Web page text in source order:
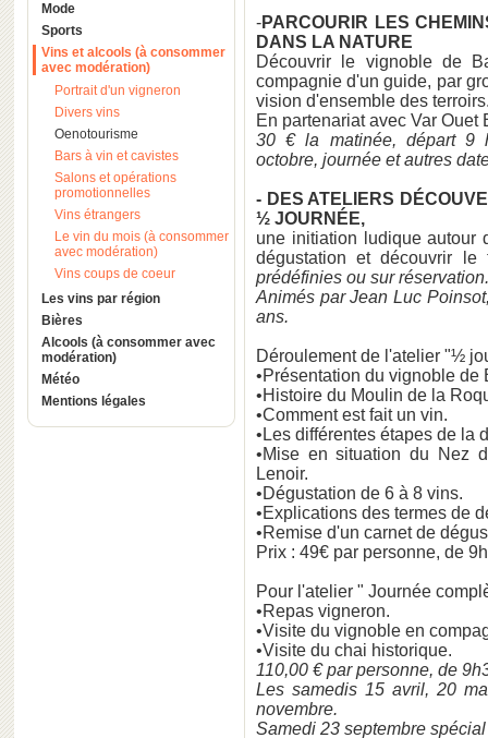
Mode
Sports
Vins et alcools (à consommer
avec modération)
Portrait d'un vigneron
Divers vins
Oenotourisme
Bars à vin et cavistes
Salons et opérations
promotionnelles
Vins étrangers
Le vin du mois (à consommer
avec modération)
Vins coups de coeur
Les vins par région
Bières
Alcools (à consommer avec
modération)
Météo
Mentions légales
-PARCOURIR LES
DANS LA NATURE
Découvrir le vignoble de
compagnie d'un guide, par
vision d'ensemble des
En partenariat avec Var
30 € la matinée, départ 9
octobre, journée et autres
- DES ATELIERS
½ JOURNÉE,
une initiation ludique autour
dégustation et découvrir
prédéfinies ou sur réservation.
Animés par Jean Luc
ans.
Déroulement de l'atelier "½
•Présentation du vignoble
•Histoire du Moulin de la
•Comment est fait un vin.
•Les différentes étapes de la
•Mise en situation du Nez
Lenoir.
•Dégustation de 6 à 8 vins.
•Explications des termes de
•Remise d'un carnet de
Prix : 49€ par personne, de
Pour l'atelier " Journée
•Repas vigneron.
•Visite du vignoble en
•Visite du chai historique.
110,00 € par personne, de
Les samedis 15 avril, 20
novembre.
Samedi 23 septembre